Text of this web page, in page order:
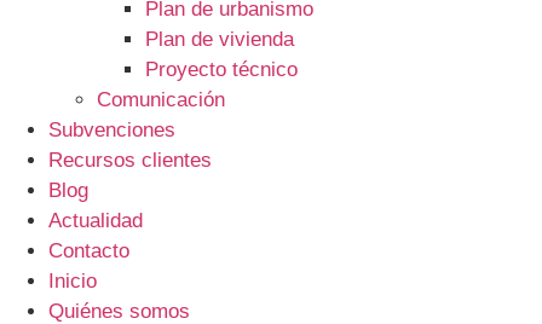
Plan de urbanismo
Plan de vivienda
Proyecto técnico
Comunicación
Subvenciones
Recursos clientes
Blog
Actualidad
Contacto
Inicio
Quiénes somos